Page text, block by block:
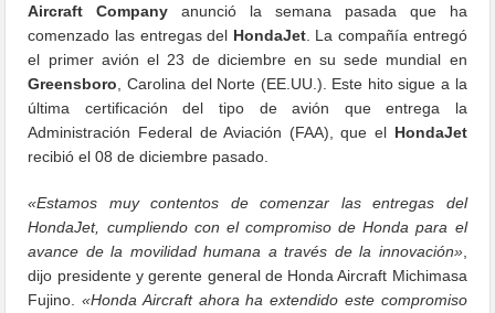
Aircraft Company anunció la semana pasada que ha
comenzado las entregas del HondaJet. La compañía entregó
el primer avión el 23 de diciembre en su sede mundial en
Greensboro , Carolina del Norte (EE.UU.). Este hito sigue a la
última certificación del tipo de avión que entrega la
Administración Federal de Aviación (FAA), que el HondaJet
recibió el 08 de diciembre pasado.
«Estamos muy contentos de comenzar las entregas del
HondaJet, cumpliendo con el compromiso de Honda para el
avance de la movilidad humana a través de la innovación»,
dijo presidente y gerente general de Honda Aircraft Michimasa
Fujino.«Honda Aircraft ahora ha extendido este compromiso